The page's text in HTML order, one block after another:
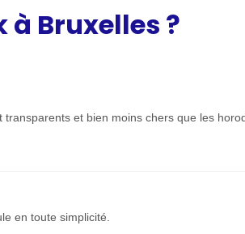
à Bruxelles ?
et bien moins chers que les
en toute simplicité.